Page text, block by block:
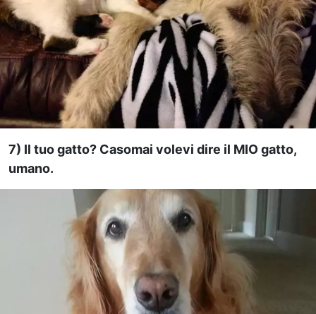
7) Il tuo gatto? Casomai volevi dire il MIO gatto,
umano.